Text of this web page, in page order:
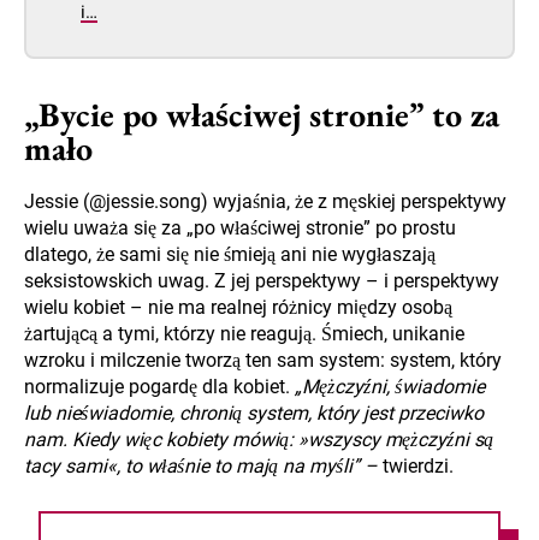
i…
„Bycie po właściwej stronie” to za
mało
Jessie (@jessie.song) wyjaśnia, że z męskiej perspektywy
wielu uważa się za „po właściwej stronie” po prostu
dlatego, że sami się nie śmieją ani nie wygłaszają
seksistowskich uwag. Z jej perspektywy – i perspektywy
wielu kobiet – nie ma realnej różnicy między osobą
żartującą a tymi, którzy nie reagują. Śmiech, unikanie
wzroku i milczenie tworzą ten sam system: system, który
normalizuje pogardę dla kobiet. „Mężczyźni, świadomie
lub nieświadomie, chronią system, który jest przeciwko
nam. Kiedy więc kobiety mówią: »wszyscy mężczyźni są
tacy sami«, to właśnie to mają na myśli” – twierdzi.